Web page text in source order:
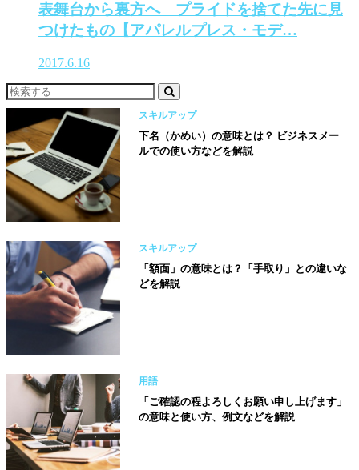
表舞台から裏方へ プライドを捨てた先に見
つけたもの【アパレルプレス・モデ…
2017.6.16
スキルアップ
下名（かめい）の意味とは？ ビジネスメー
ルでの使い方などを解説
スキルアップ
「額面」の意味とは？「手取り」との違いな
どを解説
用語
「ご確認の程よろしくお願い申し上げます」
の意味と使い方、例文などを解説